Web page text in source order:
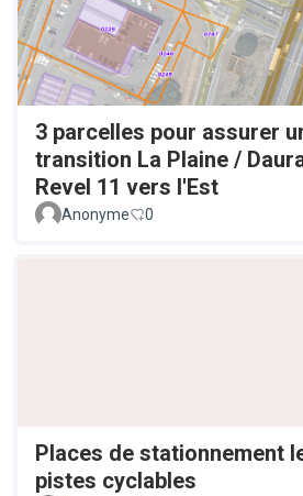
3 parcelles pour assurer
transition La Plaine /
Revel 11 vers l'Est
Anonyme 0
Places de stationnement
pistes cyclables